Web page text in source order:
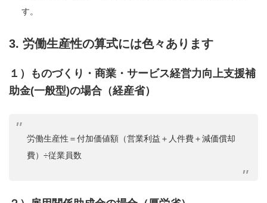
す。
3. 労働生産性の算式には色々あります
１）ものづくり・商業・サービス経営力向上支援補
助金(一般型)の場合（経産省）
労働生産性＝付加価値額（営業利益＋人件費＋減価償却
費）÷従業員数